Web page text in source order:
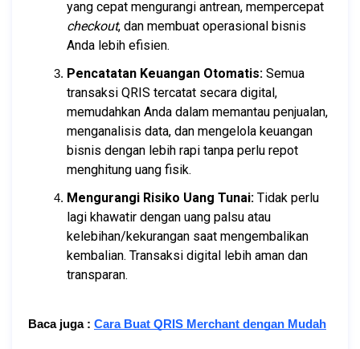
checkout, dan membuat operasional bisnis
Anda lebih efisien.
Pencatatan Keuangan Otomatis: Semua
transaksi QRIS tercatat secara digital,
memudahkan Anda dalam memantau penjualan,
menganalisis data, dan mengelola keuangan
bisnis dengan lebih rapi tanpa perlu repot
menghitung uang fisik.
Mengurangi Risiko Uang Tunai: Tidak perlu
lagi khawatir dengan uang palsu atau
kelebihan/kekurangan saat mengembalikan
kembalian. Transaksi digital lebih aman dan
transparan.
Baca juga : Cara Buat QRIS Merchant dengan Mudah